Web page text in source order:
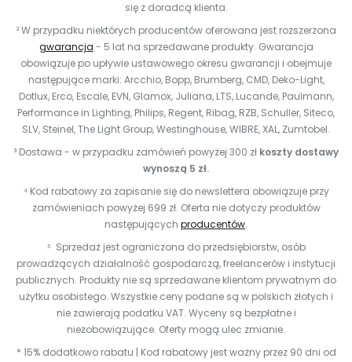
się z doradcą klienta.
² W przypadku niektórych producentów oferowana jest rozszerzona
gwarancja - 5 lat na sprzedawane produkty. Gwarancja
obowiązuje po upływie ustawowego okresu gwarancji i obejmuje
następujące marki: Arcchio, Bopp, Brumberg, CMD, Deko-Light,
Dotlux, Erco, Escale, EVN, Glamox, Juliana, LTS, Lucande, Paulmann,
Performance in Lighting, Philips, Regent, Ribag, RZB, Schuller, Siteco,
SLV, Steinel, The Light Group, Westinghouse, WIBRE, XAL, Zumtobel.
³ Dostawa - w przypadku zamówień powyżej 300 zł koszty dostawy
wynoszą 5 zł.
⁴ Kod rabatowy za zapisanie się do newslettera obowiązuje przy
zamówieniach powyżej 699 zł. Oferta nie dotyczy produktów
następujących producentów.
⁵ Sprzedaż jest ograniczona do przedsiębiorstw, osób
prowadzących działalność gospodarczą, freelancerów i instytucji
publicznych. Produkty nie są sprzedawane klientom prywatnym do
użytku osobistego. Wszystkie ceny podane są w polskich złotych i
nie zawierają podatku VAT. Wyceny są bezpłatne i
niezobowiązujące. Oferty mogą ulec zmianie.
* 15% dodatkowo rabatu | Kod rabatowy jest ważny przez 90 dni od